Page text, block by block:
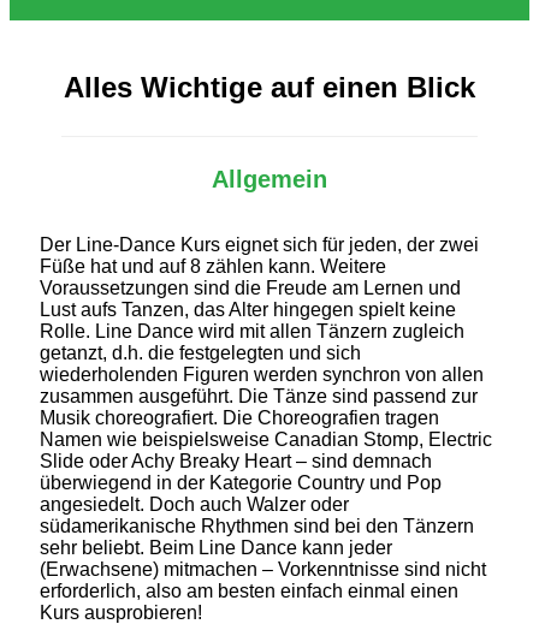
Alles Wichtige auf einen Blick
Allgemein
Der Line-Dance Kurs eignet sich für jeden, der zwei
Füße hat und auf 8 zählen kann. Weitere
Voraussetzungen sind die Freude am Lernen und
Lust aufs Tanzen, das Alter hingegen spielt keine
Rolle. Line Dance wird mit allen Tänzern zugleich
getanzt, d.h. die festgelegten und sich
wiederholenden Figuren werden synchron von allen
zusammen ausgeführt. Die Tänze sind passend zur
Musik choreografiert. Die Choreografien tragen
Namen wie beispielsweise Canadian Stomp, Electric
Slide oder Achy Breaky Heart – sind demnach
überwiegend in der Kategorie Country und Pop
angesiedelt. Doch auch Walzer oder
südamerikanische Rhythmen sind bei den Tänzern
sehr beliebt. Beim Line Dance kann jeder
(Erwachsene) mitmachen – Vorkenntnisse sind nicht
erforderlich, also am besten einfach einmal einen
Kurs ausprobieren!